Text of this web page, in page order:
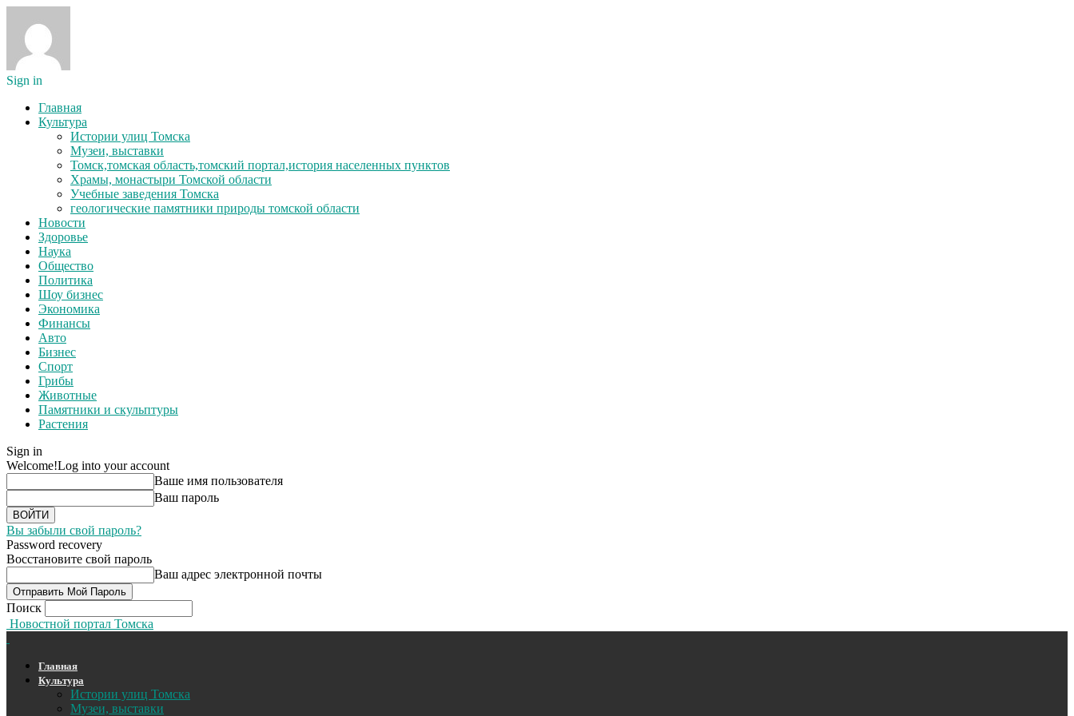
Sign in
Главная
Культура
Истории улиц Томска
Музеи, выставки
Томск,томская область,томский портал,история населенных пунктов
Храмы, монастыри Томской области
Учебные заведения Томска
геологические памятники природы томской области
Новости
Здоровье
Наука
Общество
Политика
Шоу бизнес
Экономика
Финансы
Авто
Бизнес
Спорт
Грибы
Животные
Памятники и скульптуры
Растения
Sign in
Welcome!Log into your account
Ваше имя пользователя
Ваш пароль
Вы забыли свой пароль?
Password recovery
Восстановите свой пароль
Ваш адрес электронной почты
Поиск
Новостной портал Томска
Главная
Культура
Истории улиц Томска
Музеи, выставки